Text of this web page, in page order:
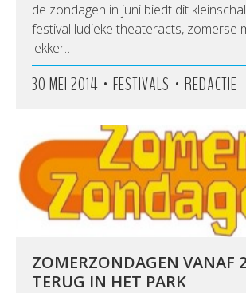
de zondagen in juni biedt dit
festival ludieke theateracts, zomerse
lekker…
30 MEI 2014 • FESTIVALS • REDACTIE
ZOMERZONDAGEN VANAF
TERUG IN HET PARK